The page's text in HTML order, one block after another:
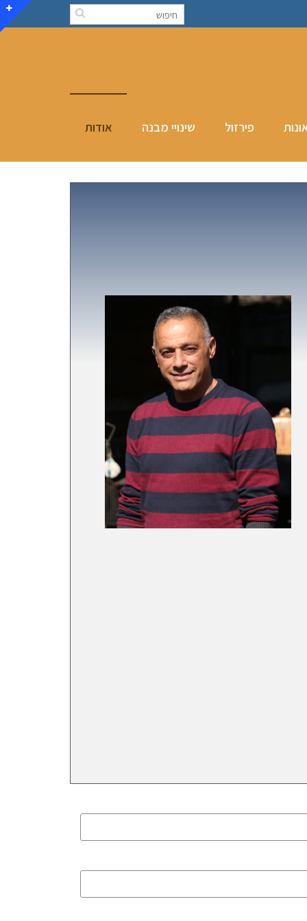
פירזול שינויי מבנה אודות